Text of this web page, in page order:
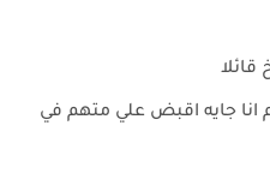
انا جايه اقبض علي متهم في